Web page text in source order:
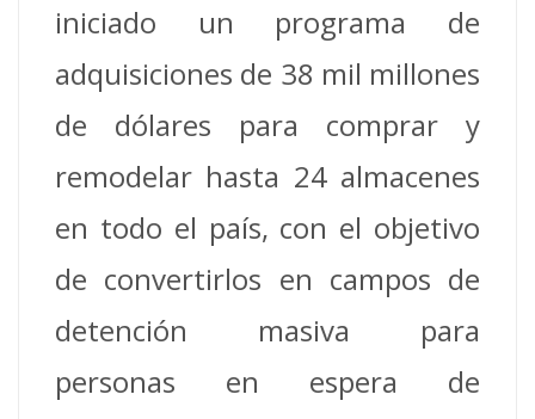
iniciado un programa de
adquisiciones de 38 mil millones
de dólares para comprar y
remodelar hasta 24 almacenes
en todo el país, con el objetivo
de convertirlos en campos de
detención masiva para
personas en espera de